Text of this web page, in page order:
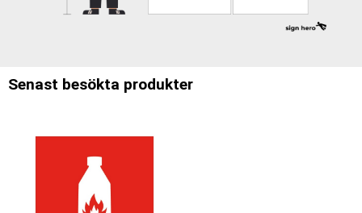
Senast besökta produkter